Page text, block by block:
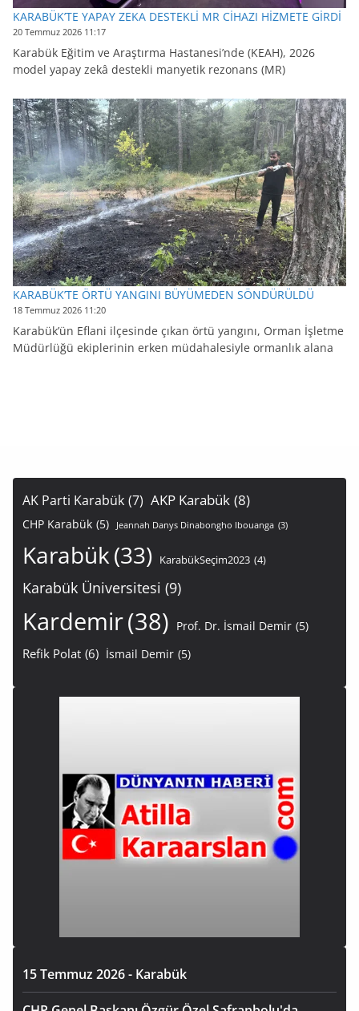
KARABÜK’TE YAPAY ZEKA DESTEKLİ MR CİHAZI HİZMETE GİRDİ
20 Temmuz 2026 11:17
Karabük Eğitim ve Araştırma Hastanesi’nde (KEAH), 2026
model yapay zekâ destekli manyetik rezonans (MR)
KARABÜK’TE ÖRTÜ YANGINI BÜYÜMEDEN SÖNDÜRÜLDÜ
18 Temmuz 2026 11:20
Karabük’ün Eflani ilçesinde çıkan örtü yangını, Orman İşletme
Müdürlüğü ekiplerinin erken müdahalesiyle ormanlık alana
AK Parti Karabük (7) AKP Karabük (8)
CHP Karabük (5) Jeannah Danys Dinabongho Ibouanga (3)
Karabük(33) KarabükSeçim2023 (4)
Karabük Üniversitesi (9)
Kardemir(38) Prof. Dr. İsmail Demir (5)
Refik Polat (6) İsmail Demir (5)
15 Temmuz 2026 - Karabük